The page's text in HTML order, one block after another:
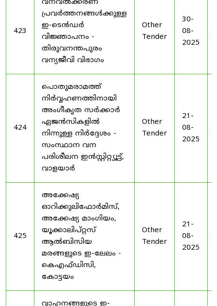
423
വനവൽക്കരണ
പ്രവർത്തനങ്ങൾക്കുള്ള
ഇ-ടെൻഡർ
വിജ്ഞാപനം -
തിരുവനന്തപുരം
വന്യജീവി വിഭാഗം
Other
Tender
30-
08-
2025
424
പൊതുമരാമത്ത്
നിർവ്വഹണത്തിനായി
അംഗീകൃത സർക്കാർ
ഏജൻസികളിൽ
നിന്നുള്ള നിർദ്ദേശം -
സംസ്ഥാന വന
പരിശീലന ഇൻസ്റ്റിറ്റ്യൂട്ട്,
വാളയാർ
Other
Tender
21-
08-
2025
425
അക്കേഷ്യ
ഓറിക്കുലിഫോർമിസ്,
അക്കേഷ്യ മാംഗിയം,
യൂക്കാലിപ്റ്റസ്
ആൽബിസിയ
മരങ്ങളുടെ ഇ-ലേലം -
കെഎഫ്ഡിസി,
കോട്ടയം
Other
Tender
21-
08-
2025
വാഹനങ്ങളുടെ ഇ-